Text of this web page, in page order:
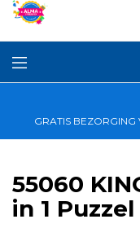
GRATIS
55060
in 1